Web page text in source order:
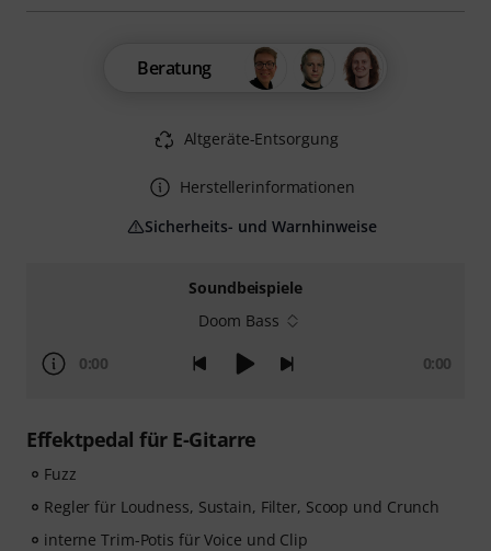
Soundbeispiele
Doom Bass
0:00 0:00
Effektpedal für E-Gitarre
Fuzz
Regler für Loudness, Sustain, Filter, Scoop und Crunch
interne Trim-Potis für Voice und Clip
Beratung
Altgeräte-Entsorgung
Herstellerinformationen
Sicherheits- und Warnhinweise